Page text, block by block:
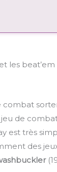
les
combat
de
est très
des